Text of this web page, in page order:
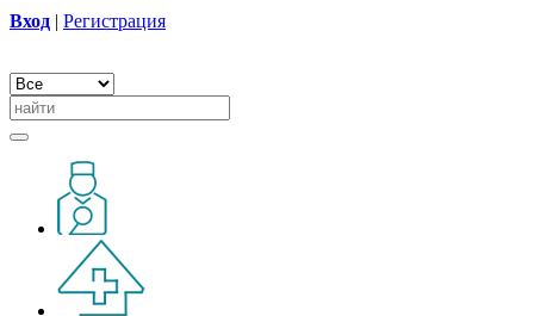
Вход | Регистрация